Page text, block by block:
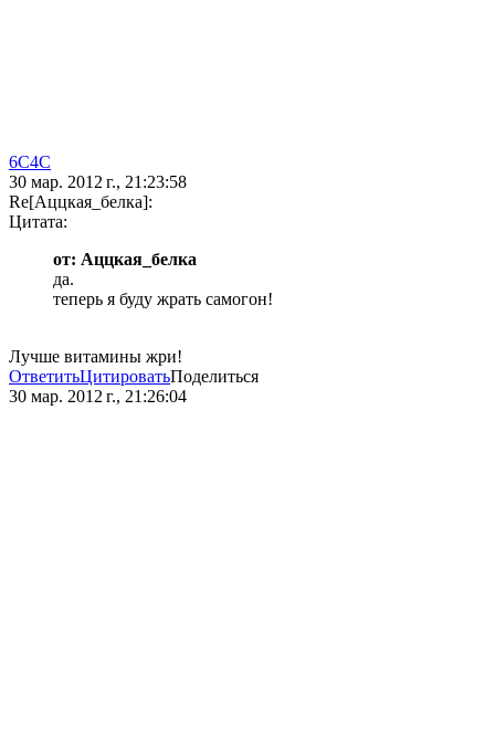
6C4C
30 мар. 2012 г., 21:23:58
Re[Аццкая_белка]:
Цитата:
от: Аццкая_белка
да.
теперь я буду жрать самогон!
Лучше витамины жри!
ОтветитьЦитироватьПоделиться
30 мар. 2012 г., 21:26:04